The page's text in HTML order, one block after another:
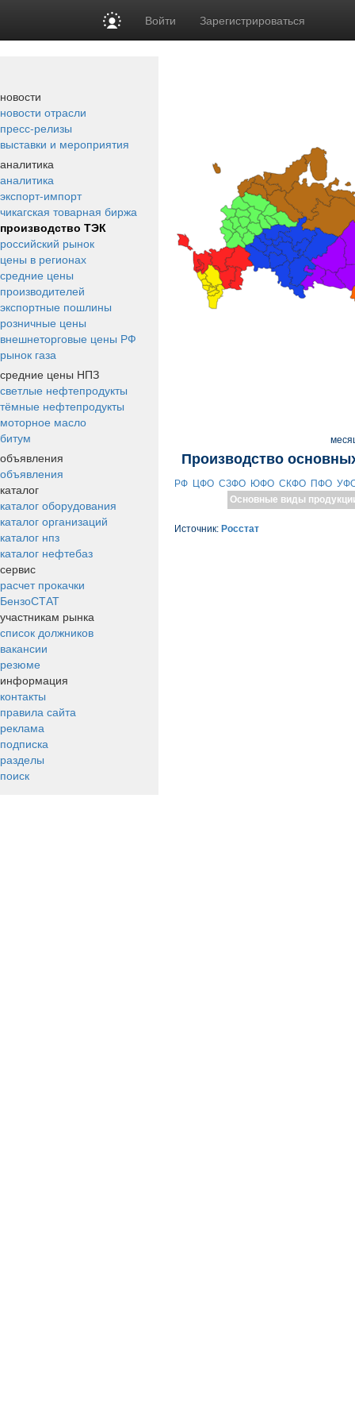
Войти Зарегистрироваться
новости
новости отрасли
пресс-релизы
выставки и мероприятия
аналитика
аналитика
экспорт-импорт
чикагская товарная биржа
производство ТЭК
российский рынок
цены в регионах
средние цены
производителей
экспортные пошлины
розничные цены
внешнеторговые цены РФ
рынок газа
средние цены НПЗ
светлые нефтепродукты
тёмные нефтепродукты
моторное масло
битум
объявления
объявления
каталог
каталог оборудования
каталог организаций
каталог нпз
каталог нефтебаз
сервис
расчет прокачки
БензоСТАТ
участникам рынка
список должников
вакансии
резюме
информация
контакты
правила сайта
реклама
подписка
разделы
поиск
Производство
РФ ЦФО СЗФО ЮФО СКФО ПФО
Основные виды
Источник: Росстат